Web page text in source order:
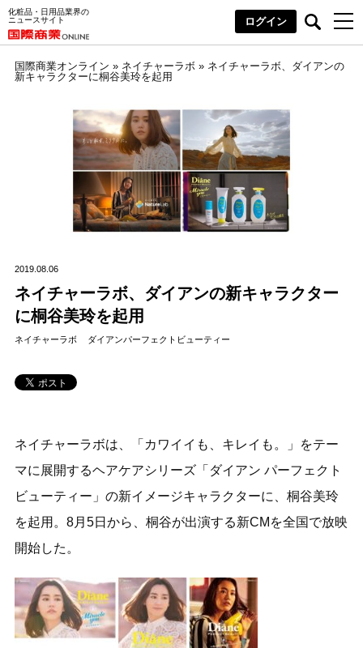
化粧品・日用品業界の
ニュースサイト
ログイン
国際商業オンライン » ネイチャーラボ» ネイチャーラボ、ダイアンの
新キャラクターに桐谷美玲を起用
2019.08.06
ネイチャーラボ、ダイアンの新キャラクター
に桐谷美玲を起用
ネイチャーラボ ダイアンパーフェクトビューティー
ネイチャーラボは、「カワイイも、キレイも。」をテー
マに展開するヘアケアシリーズ「ダイアン パーフェクト
ビューティー」の新イメージキャラクターに、桐谷美玲
を起用。8月5日から、桐谷が出演する新CMを全国で放映
開始した。